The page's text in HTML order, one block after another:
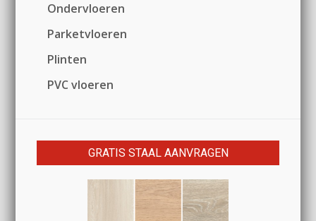
Ondervloeren
Parketvloeren
Plinten
PVC vloeren
GRATIS STAAL AANVRAGEN